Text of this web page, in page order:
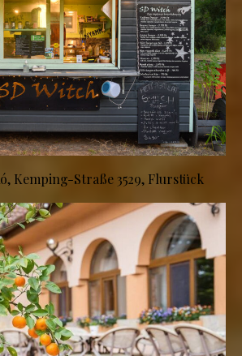
Kemping-Straße 3529, Flurstück